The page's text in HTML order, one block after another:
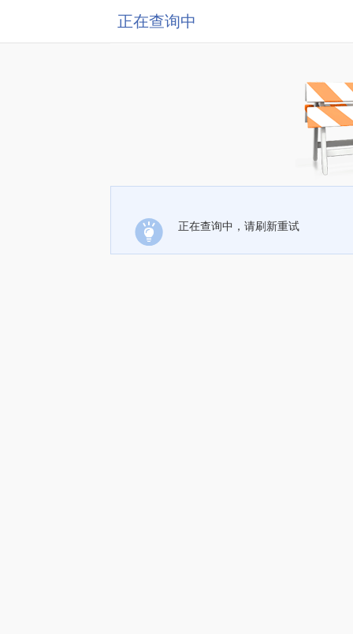
正在查询中
正在查询中，请刷新重试